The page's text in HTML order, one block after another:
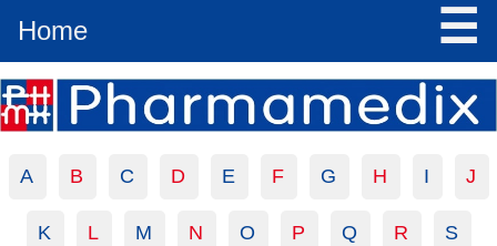
Home ☰
A B C D E F G H I J
K L M N O P Q R S